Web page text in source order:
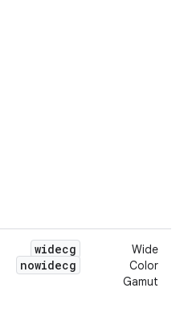
Wide
Color
Gamut
widecg
nowidecg